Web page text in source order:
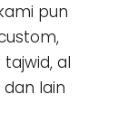
pun
al
lain